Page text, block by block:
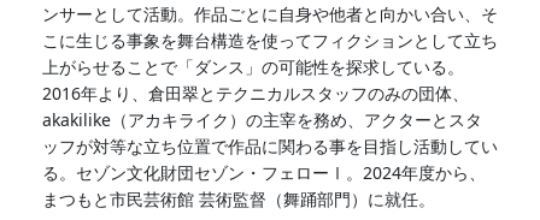
ンサーとして活動。作品ごとに自身や他者と向かい合い、そ
こに生じる事象を舞台構造を使ってフィクションとして立ち
上がらせることで「ダンス」の可能性を探求している。
2016年より、倉田翠とテクニカルスタッフのみの団体、
akakilike（アカキライク）の主宰を務め、アクターとスタ
ッフが対等な立ち位置で作品に関わる事を目指し活動してい
る。セゾン文化財団セゾン・フェローⅠ。2024年度から、
まつもと市民芸術館 芸術監督（舞踊部門）に就任。